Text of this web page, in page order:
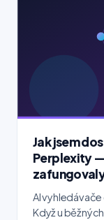
Jak jsem
Perplexity
AI
Když u